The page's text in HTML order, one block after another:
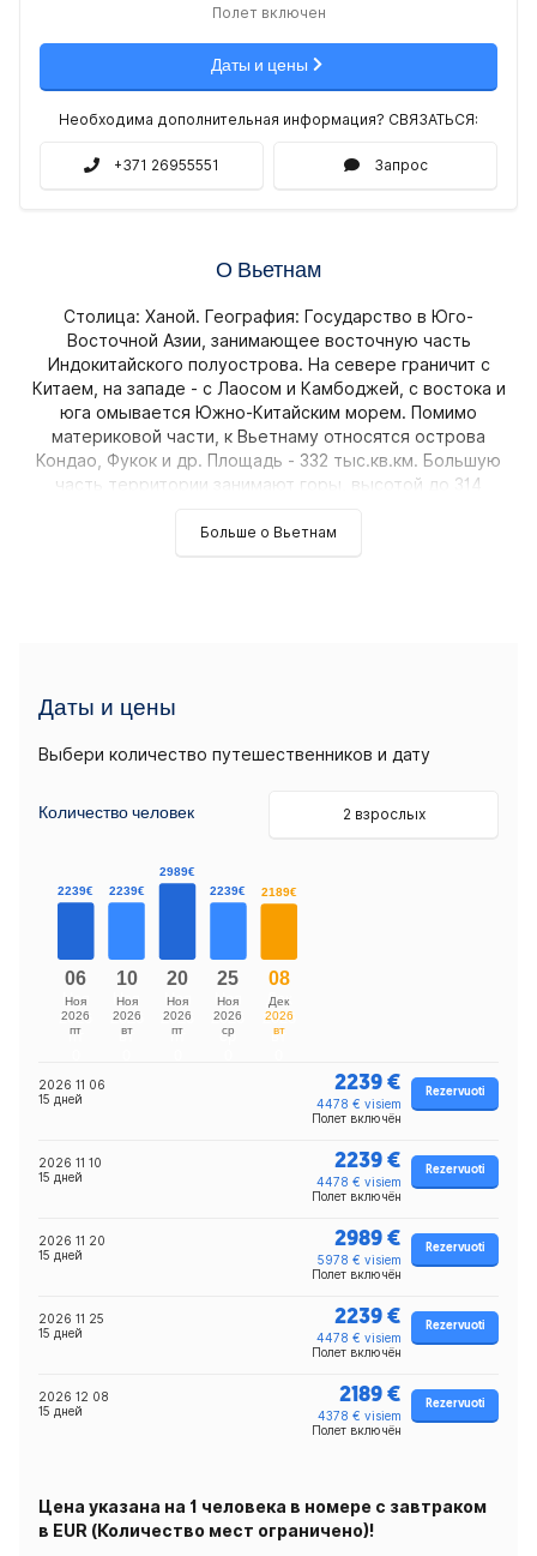
Полет включен
Даты и цены
Необходима дополнительная информация? СВЯЗАТЬСЯ:
+371 26955551 Запрос
О Вьетнам
Столица: Ханой. География: Государство в Юго-
Восточной Азии, занимающее восточную часть
Индокитайского полуострова. На севере граничит с
Китаем, на западе - с Лаосом и Камбоджей, с востока и
юга омывается Южно-Китайским морем. Помимо
материковой части, к Вьетнаму относятся острова
Кондао, Фукок и др. Площадь - 332 тыс.кв.км. Большую
часть территории занимают горы, высотой до 314
Больше о Вьетнам
Даты и цены
Выбери количество путешественников и дату
Количество человек 2 взрослых
2026 11 06
15 дней
2239 €
4478 € visiem
Полет включён
Rezervuoti
2026 11 10
15 дней
2239 €
4478 € visiem
Полет включён
Rezervuoti
2026 11 20
15 дней
2989 €
5978 € visiem
Полет включён
Rezervuoti
2026 11 25
15 дней
2239 €
4478 € visiem
Полет включён
Rezervuoti
2026 12 08
15 дней
2189 €
4378 € visiem
Полет включён
Rezervuoti
Цена указана на 1 человека в номере с завтраком
в EUR (Количество мест ограничено)!